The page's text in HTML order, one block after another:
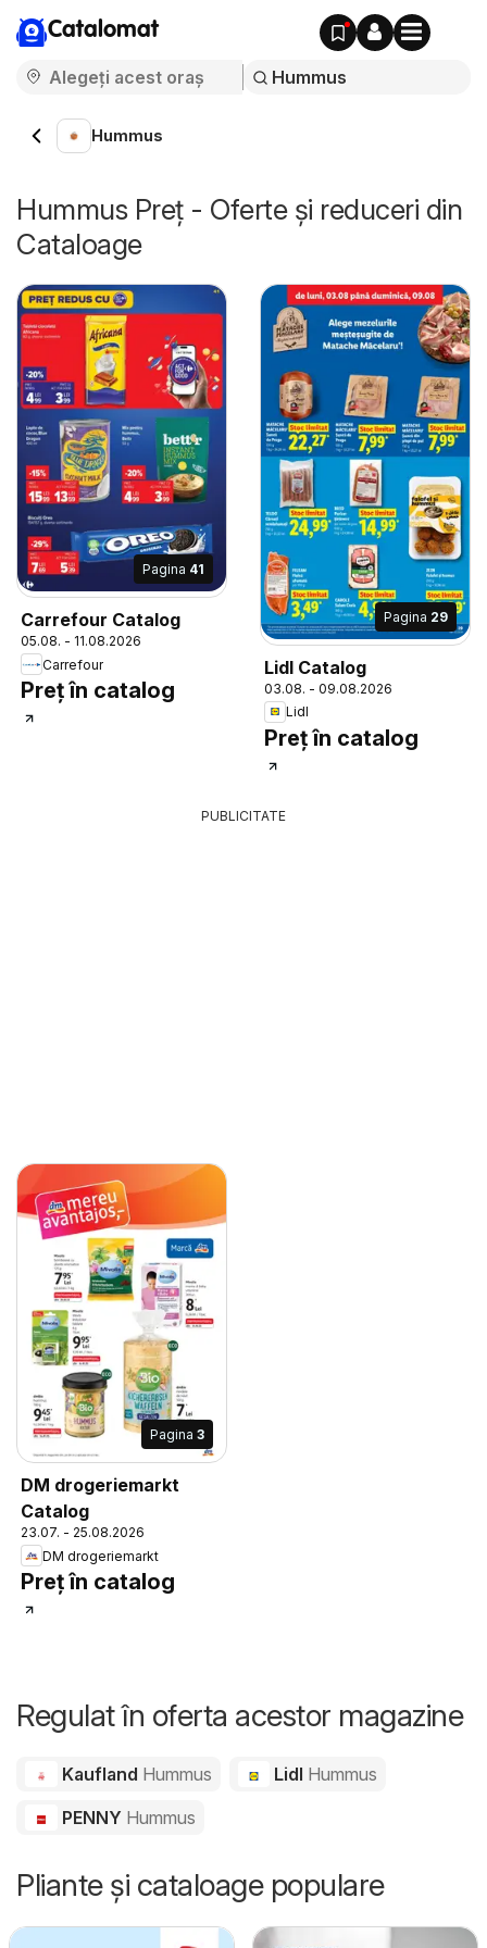
Catalomat
Hummus
Hummus Preț - Oferte și reduceri din
Cataloage
Pagina 41
Carrefour Catalog
05.08. - 11.08.2026
Carrefour
Preț în catalog
Pagina 29
Lidl Catalog
03.08. - 09.08.2026
Lidl
Preț în catalog
PUBLICITATE
Pagina 3
DM drogeriemarkt
Catalog
23.07. - 25.08.2026
DM drogeriemarkt
Preț în catalog
Regulat în oferta acestor magazine
Kaufland Hummus Lidl Hummus
PENNY Hummus
Pliante și cataloage populare